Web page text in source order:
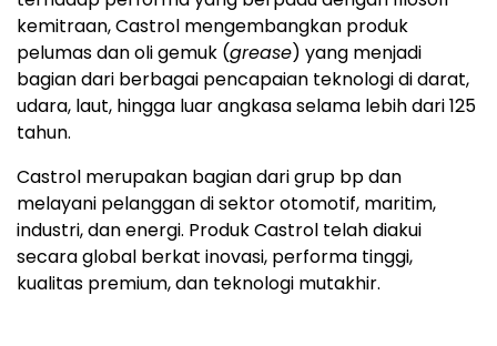
kemitraan, Castrol mengembangkan produk
pelumas dan oli gemuk (grease) yang menjadi
bagian dari berbagai pencapaian teknologi di darat,
udara, laut, hingga luar angkasa selama lebih dari 125
tahun.
Castrol merupakan bagian dari grup bp dan
melayani pelanggan di sektor otomotif, maritim,
industri, dan energi. Produk Castrol telah diakui
secara global berkat inovasi, performa tinggi,
kualitas premium, dan teknologi mutakhir.